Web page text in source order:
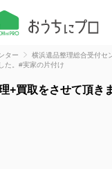
ター 横浜遺品整理総合受付セ
た。#実家の片付け
+買取をさせて頂き